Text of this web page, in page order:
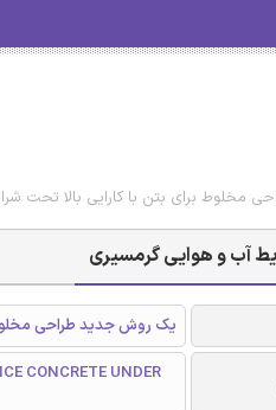
مخلوط برای بتن با کارایی بالا تحت
آب و هوایی گرمسیری
یک روش جدید طراحی مخلوط
CONCRETE UNDER